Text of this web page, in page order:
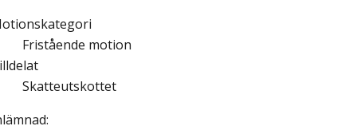
Fristående motion
Skatteutskottet
: